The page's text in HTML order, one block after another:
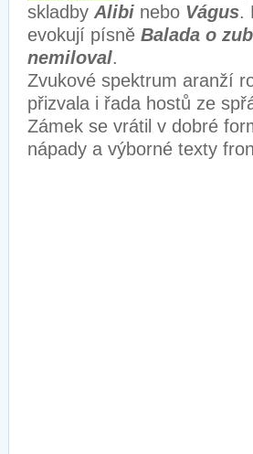
skladby Alibi nebo Vágus.
evokují písně Balada o
nemiloval.
Zvukové spektrum aranží
přizvala i řada hostů ze
Zámek se vrátil v dobré
nápady a výborné texty